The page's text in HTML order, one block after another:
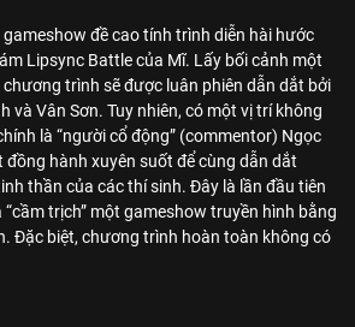
gameshow đề cao tính trình diễn hài hước
Lipsync Battle của Mĩ. Lấy bối cảnh một
trình sẽ được luân phiên dẫn dắt bởi
và Vân Sơn. Tuy nhiên, có một vị trí không
là “người cổ động” (commentor) Ngọc
đồng hành xuyên suốt để cùng dẫn dắt
thần của các thí sinh. Đây là lần đầu tiên
trịch” một gameshow truyền hình bằng
Đặc biệt, chương trình hoàn toàn không có